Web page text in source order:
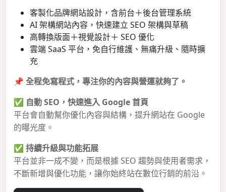
客製化品牌網站設計，含前台＋後台管理系統
AI 架構網站內容，快速建立 SEO 架構與草稿
高轉換版面＋視覺設計＋ SEO 優化
雲端 SaaS 平台，免自行維護、無痛升級、隨時擴
充
📌 全程免寫程式，專注你的內容與營運就夠了。
✅ 自動 SEO，快速進入 Google 首頁
平台會自動幫你優化內容與結構，提升網站在 Google
的曝光度。
✅ 持續升級與功能拓展
平台並非一成不變，而是根據 SEO 趨勢與使用者需求，
不斷新增與優化功能，讓你始終站在數位行銷的前沿。